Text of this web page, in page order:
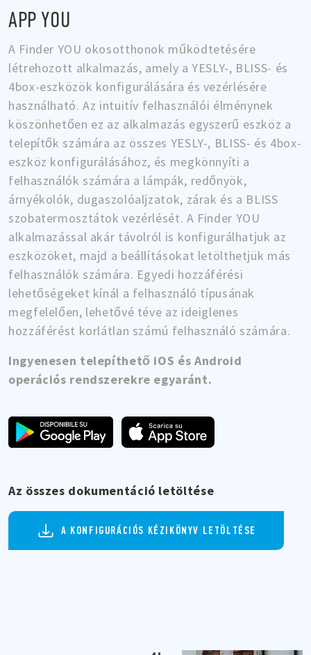
APP YOU
A Finder YOU okosotthonok működtetésére
létrehozott alkalmazás, amely a YESLY-, BLISS- és
4box-eszközök konfigurálására és vezérlésére
használható. Az intuitív felhasználói élménynek
köszönhetően ez az alkalmazás egyszerű eszköz a
telepítők számára az összes YESLY-, BLISS- és 4box-
eszköz konfigurálásához, és megkönnyíti a
felhasználók számára a lámpák, redőnyök,
árnyékolók, dugaszolóaljzatok, zárak és a BLISS
szobatermosztátok vezérlését. A Finder YOU
alkalmazással akár távolról is konfigurálhatjuk az
eszközöket, majd a beállításokat letölthetjük más
felhasználók számára. Egyedi hozzáférési
lehetőségeket kínál a felhasználó típusának
megfelelően, lehetővé téve az ideiglenes
hozzáférést korlátlan számú felhasználó számára.
Ingyenesen telepíthető iOS és Android
operációs rendszerekre egyaránt.
Az összes dokumentáció letöltése
A KONFIGURÁCIÓS KÉZIKÖNYV LETÖLTÉSE